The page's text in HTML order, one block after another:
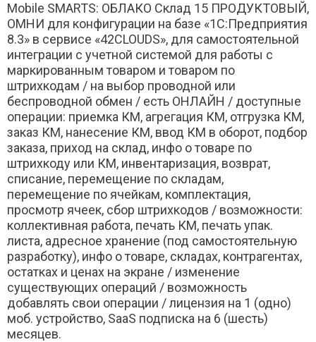
Mobile SMARTS: ОБЛАКО Склад 15 ПРОДУКТОВЫЙ,
ОМНИ для конфигурации на базе «1С:Предприятия
8.3» в сервисе «42CLOUDS», для самостоятельной
интеграции с учетной системой для работы с
маркированным товаром и товаром по
штрихкодам / на выбор проводной или
беспроводной обмен / есть ОНЛАЙН / доступные
операции: приемка КМ, агрегация КМ, отгрузка КМ,
заказ КМ, нанесение КМ, ввод КМ в оборот, подбор
заказа, приход на склад, инфо о товаре по
штрихкоду или КМ, инвентаризация, возврат,
списание, перемещение по складам,
перемещение по ячейкам, комплектация,
просмотр ячеек, сбор штрихкодов / возможности:
коллективная работа, печать КМ, печать упак.
листа, адресное хранение (под самостоятельную
разработку), инфо о товаре, складах, контрагентах,
остатках и ценах на экране / изменение
существующих операций / возможность
добавлять свои операции / лицензия на 1 (одно)
моб. устройство, SaaS подписка на 6 (шесть)
месяцев.